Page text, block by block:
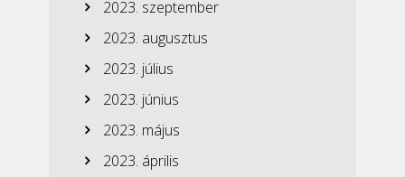
2023. szeptember
2023. augusztus
2023. július
2023. június
2023. május
2023. április